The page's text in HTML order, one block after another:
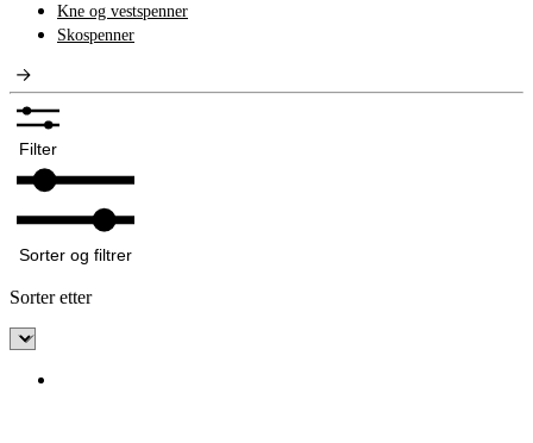
Kne og vestspenner
Skospenner
Filter
Sorter og filtrer
Sorter etter